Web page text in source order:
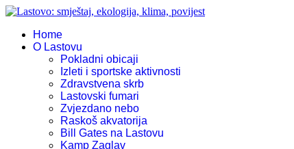
Home
O Lastovu
Pokladni obicaji
Izleti i sportske aktivnosti
Zdravstvena skrb
Lastovski fumari
Zvjezdano nebo
Raskoš akvatorija
Bill Gates na Lastovu
Kamp Zaglav